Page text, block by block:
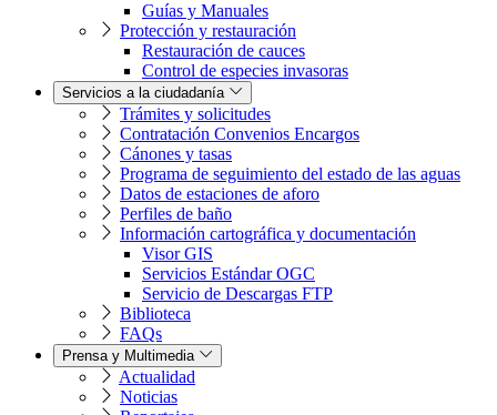
Guías y Manuales
Protección y restauración
Restauración de cauces
Control de especies invasoras
Servicios a la ciudadanía
Trámites y solicitudes
Contratación Convenios Encargos
Cánones y tasas
Programa de seguimiento del estado de las aguas
Datos de estaciones de aforo
Perfiles de baño
Información cartográfica y documentación
Visor GIS
Servicios Estándar OGC
Servicio de Descargas FTP
Biblioteca
FAQs
Prensa y Multimedia
Actualidad
Noticias